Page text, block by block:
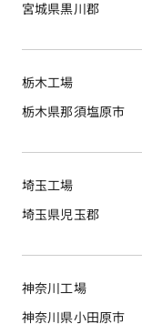
宮城県黒川郡
栃木工場
栃木県那須塩原市
埼玉工場
埼玉県児玉郡
神奈川工場
神奈川県小田原市